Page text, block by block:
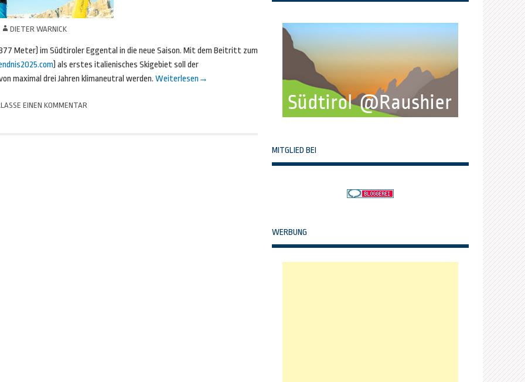
DIETER WARNICK
Meter) im Südtiroler Eggental in die neue Saison. Mit dem Beitritt zum
) als erstes italienisches Skigebiet soll der
maximal drei Jahren klimaneutral werden. Weiterlesen →
EINEN KOMMENTAR
MITGLIED BEI
WERBUNG